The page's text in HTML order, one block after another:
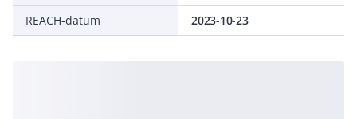
REACH-datum
2023-10-23